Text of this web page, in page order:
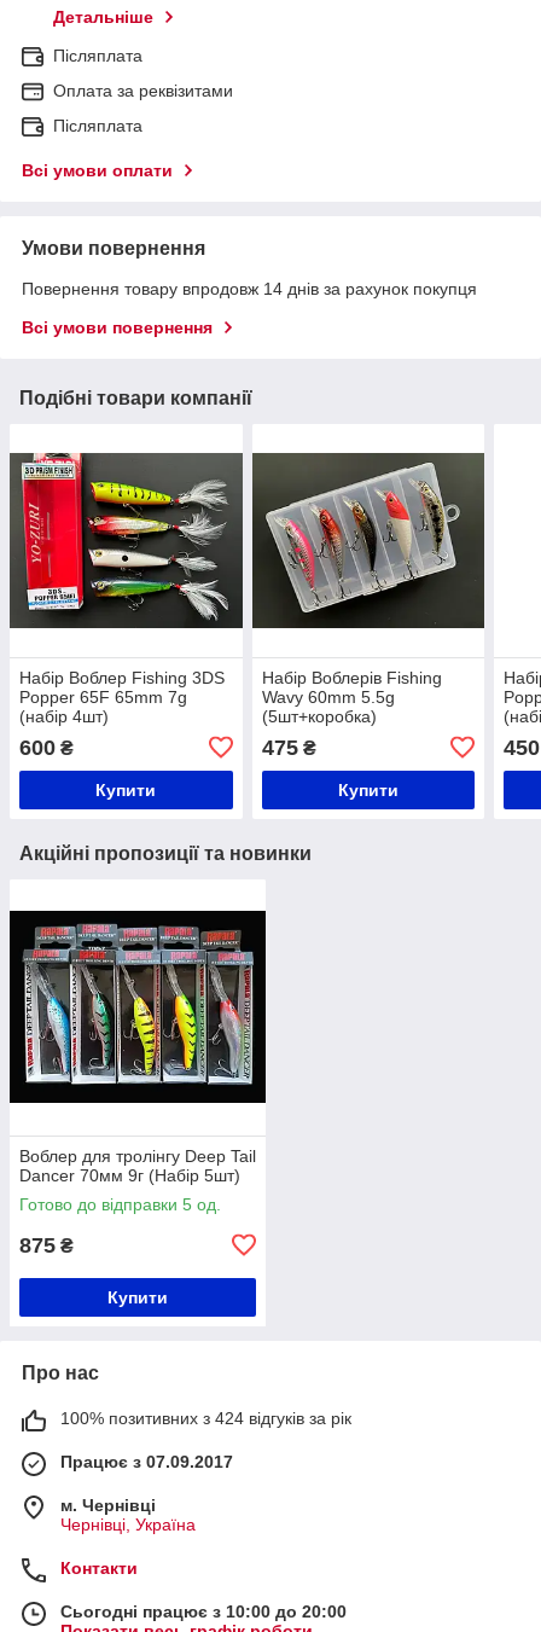
Детальніше
Післяплата
Оплата за реквізитами
Післяплата
Всі умови оплати
Умови повернення
Повернення товару впродовж 14 днів за рахунок покупця
Всі умови повернення
Подібні товари компанії
Набір Воблер Fishing 3DS
Popper 65F 65mm 7g
(набір 4шт)
600 ₴
Купити
Набір Воблерів Fishing
Wavy 60mm 5.5g
(5шт+коробка)
475₴
Купити
450
Акційні пропозиції та новинки
Воблер для тролінгу Deep Tail
Dancer 70мм 9г (Набір 5шт)
Готово до відправки 5 од.
875 ₴
Купити
Про нас
100% позитивних з 424 відгуків за рік
Працює з 07.09.2017
м. Чернівці
Чернівці, Україна
Контакти
Сьогодні працює з 10:00 до 20:00